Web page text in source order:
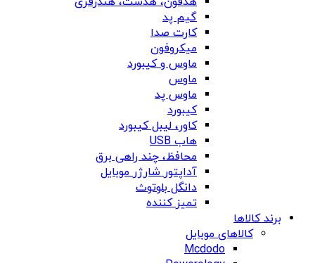
گیم پد
کارت صدا
میکروفون
ماوس و کیبورد
ماوس
ماوس پد
کیبورد
کاور، لیبل کیبورد
هاب USB
محافظ، چند راهی برق
آداپتور شارژر موبایل
دانگل بلوتوث
تمیز کننده
برند کالاها
کالاهای موبایل
Mcdodo